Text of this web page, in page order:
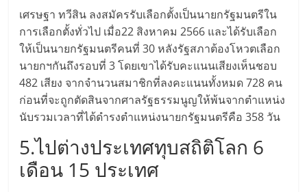
รน
ไชส์
พร้อม
ทำเล
สำหรับ
เศรษฐา ทวีสิน ลงสมัครรับเลือกตั้งเป็นนายกรัฐมนตรีใน
การเลือกตั้งทั่วไป เมื่อ22 สิงหาคม 2566 และได้รับเลือก
ให้เป็นนายกรัฐมนตรีคนที่ 30 หลังรัฐสภาต้องโหวตเลือก
นายกฯกันถึงรอบที่ 3 โดยเขาได้รับคะแนนเสียงเห็นชอบ
482 เสียง จากจำนวนสมาชิกที่ลงคะแนนทั้งหมด 728 คน
ก่อนที่จะถูกตัดสินจากศาลรัฐธรรมนูญให้พ้นจากตำแหน่ง
นับรวมเวลาที่ได้ดำรงตำแหน่งนายกรัฐมนตรีคือ 358 วัน
5.ไปต่างประเทศทุบสถิติโลก 6
เดือน 15 ประเทศ